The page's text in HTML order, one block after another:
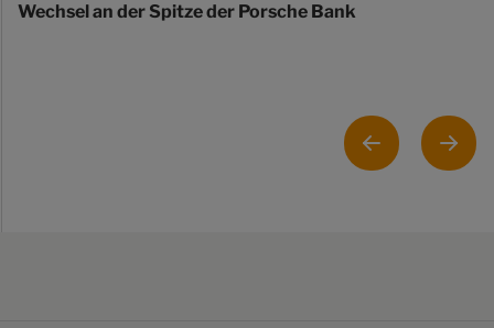
Wechsel an der Spitze der Porsche Bank